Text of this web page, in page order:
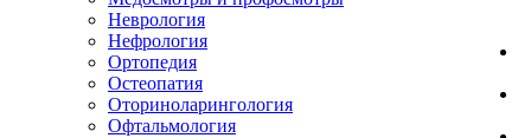
Неврология
Нефрология
Ортопедия
Остеопатия
Оториноларингология
Офтальмология